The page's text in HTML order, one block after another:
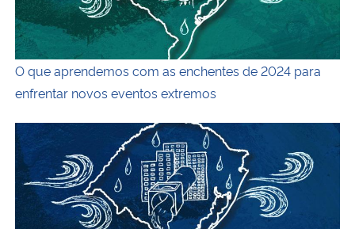
O que aprendemos com as enchentes de 2024 para
enfrentar novos eventos extremos
Quais são os desafios das cidades frente ao El Niño?